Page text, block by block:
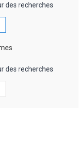
des recherches
des recherches